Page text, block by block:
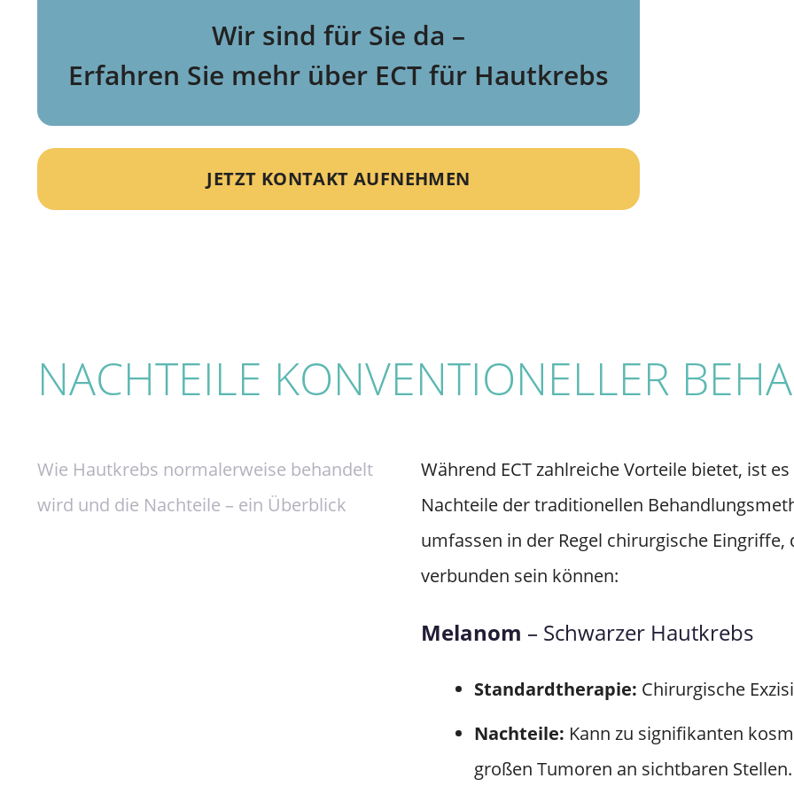
Wir sind für Sie da –
Erfahren Sie mehr über ECT für Hautkrebs
JETZT KONTAKT AUFNEHMEN
NACHTEILE KONVENTIONELLER
Wie Hautkrebs normalerweise behandelt
wird und die Nachteile – ein Überblick
Während ECT zahlreiche Vorteile bietet, ist
Nachteile der traditionellen
umfassen in der Regel chirurgische
verbunden sein können:
Melanom – Schwarzer Hautkrebs
Standardtherapie: Chirurgische
Nachteile: Kann zu signifikanten
großen Tumoren an sichtbaren